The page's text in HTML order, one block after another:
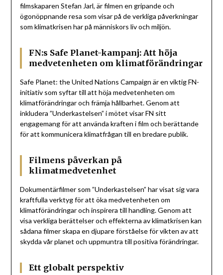
filmskaparen Stefan Jarl, är filmen en gripande och
ögonöppnande resa som visar på de verkliga påverkningar
som klimatkrisen har på människors liv och miljön.
FN:s Safe Planet-kampanj: Att höja
medvetenheten om klimatförändringar
Safe Planet: the United Nations Campaign är en viktig FN-
initiativ som syftar till att höja medvetenheten om
klimatförändringar och främja hållbarhet. Genom att
inkludera ”Underkastelsen” i mötet visar FN sitt
engagemang för att använda kraften i film och berättande
för att kommunicera klimatfrågan till en bredare publik.
Filmens påverkan på
klimatmedvetenhet
Dokumentärfilmer som ”Underkastelsen” har visat sig vara
kraftfulla verktyg för att öka medvetenheten om
klimatförändringar och inspirera till handling. Genom att
visa verkliga berättelser och effekterna av klimatkrisen kan
sådana filmer skapa en djupare förståelse för vikten av att
skydda vår planet och uppmuntra till positiva förändringar.
Ett globalt perspektiv